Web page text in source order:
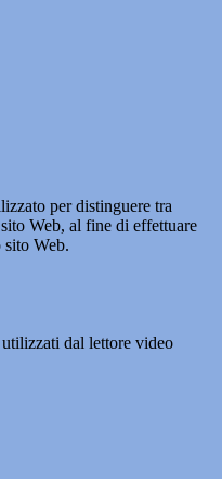
per distinguere tra
Web, al fine di effettuare
Web.
dal lettore video